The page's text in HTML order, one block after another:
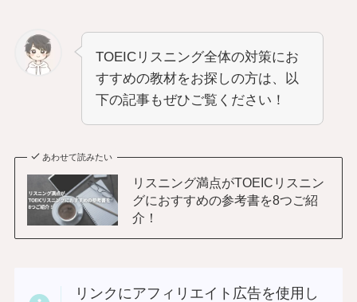
TOEICリスニング全体の対策にお
すすめの教材をお探しの方は、以
下の記事もぜひご覧ください！
あわせて読みたい
リスニング満点がTOEICリスニン
グにおすすめの参考書を8つご紹
介！
リンクにアフィリエイト広告を使用し